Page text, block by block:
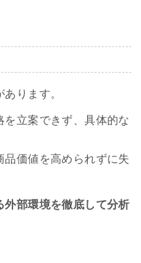
ります。
立案できず、具体的な
品価値を高められずに失
外部環境を徹底して分析